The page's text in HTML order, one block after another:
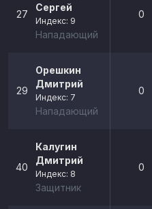
27
Сергей
Индекс: 9
Нападающий
0
29
Орешкин
Дмитрий
Индекс: 7
Нападающий
0
40
Калугин
Дмитрий
Индекс: 8
Защитник
0